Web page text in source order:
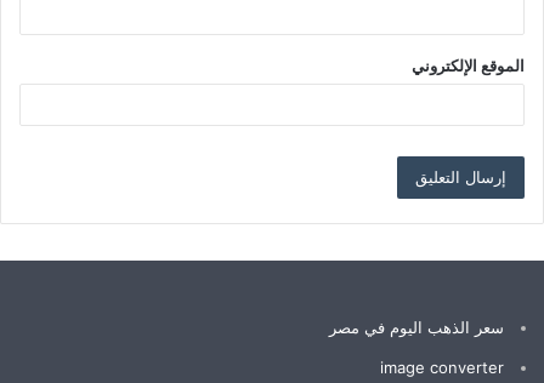
الموقع الإلكتروني
سعر الذهب اليوم في مصر
image converter